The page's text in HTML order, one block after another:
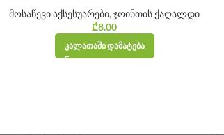
მოსაწევი აქსესუარები, ჯოინთის ქაღალდი
₾8.00
ᲙᲐᲚᲐᲗᲐᲨᲘ ᲓᲐᲛᲐᲢᲔᲑᲐ